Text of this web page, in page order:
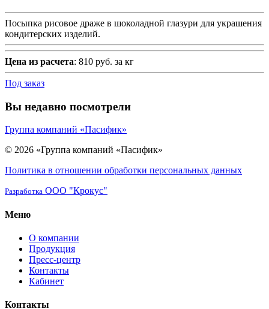
Посыпка рисовое драже в шоколадной глазури для украшения
кондитерских изделий.
Цена из расчета: 810 руб. за кг
Под заказ
Вы недавно посмотрели
Группа компаний «Пасифик»
© 2026 «Группа компаний «Пасифик»
Политика в отношении обработки персональных данных
Разработка ООО "Крокус"
Меню
О компании
Продукция
Пресс-центр
Контакты
Кабинет
Контакты